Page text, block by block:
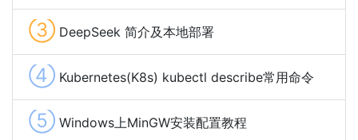
③ DeepSeek 简介及本地部署
④ Kubernetes(K8s) kubectl describe常用命令
⑤ Windows上MinGW安装配置教程